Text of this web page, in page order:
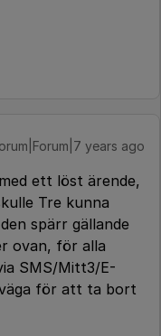
years ago
ett löst ärende,
Tre kunna
spärr gällande
ovan, för alla
SMS/Mitt3/E-
för att ta bort